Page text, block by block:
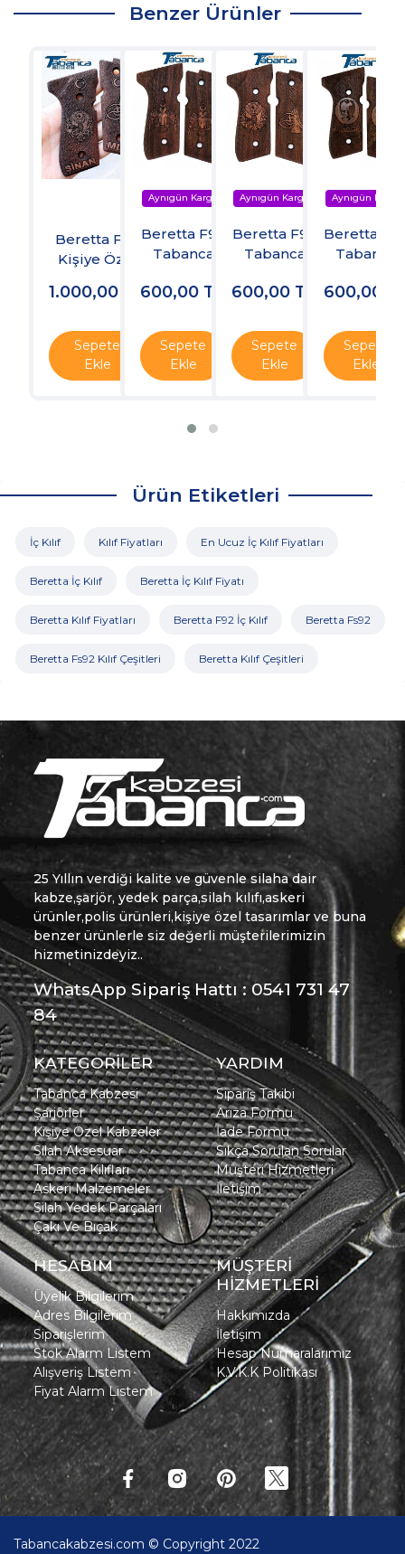
Benzer Ürünler
Beretta F92
Kişiye Özel
1.000,00 TL
Sepete
Ekle
Beretta F92
Tabanca
600,00 TL
Sepete
Ekle
Beretta F92
Tabanca
600,00 TL
Sepete
Ekle
Beretta
Tabanca
600,00
Sepete
Ekle
Ürün Etiketleri
İç Kılıf Kılıf Fiyatları En Ucuz İç Kılıf Fiyatları
Beretta İç Kılıf Beretta İç Kılıf Fiyatı
Beretta Kılıf Fiyatları Beretta F92 İç Kılıf Beretta Fs92
Beretta Fs92 Kılıf Çeşitleri Beretta Kılıf Çeşitleri
25 Yıllın verdiği kalite ve güvenle silaha dair
kabze,şarjör, yedek parça,silah kılıfı,askeri
ürünler,polis ürünleri,kişiye özel tasarımlar ve buna
benzer ürünlerle siz değerli müşterilerimizin
hizmetinizdeyiz..
WhatsApp Sipariş Hattı : 0541 731 47
84
KATEGORİLER
Tabanca Kabzesi
Şarjörler
Kişiye Özel Kabzeler
Silah Aksesuar
Tabanca Kılıfları
Askeri Malzemeler
Silah Yedek Parçaları
Çakı Ve Bıçak
YARDIM
Sipariş Takibi
Arıza Formu
İade Formu
Sıkça Sorulan Sorular
Müşteri Hizmetleri
İletişim
HESABIM
Üyelik Bilgilerim
Adres Bilgilerim
Siparişlerim
Stok Alarm Listem
Alışveriş Listem
Fiyat Alarm Listem
MÜŞTERİ
HİZMETLERİ
Hakkımızda
İletişim
Hesap Numaralarımız
K.V.K.K Politikası
Tabancakabzesi.com © Copyright 2022